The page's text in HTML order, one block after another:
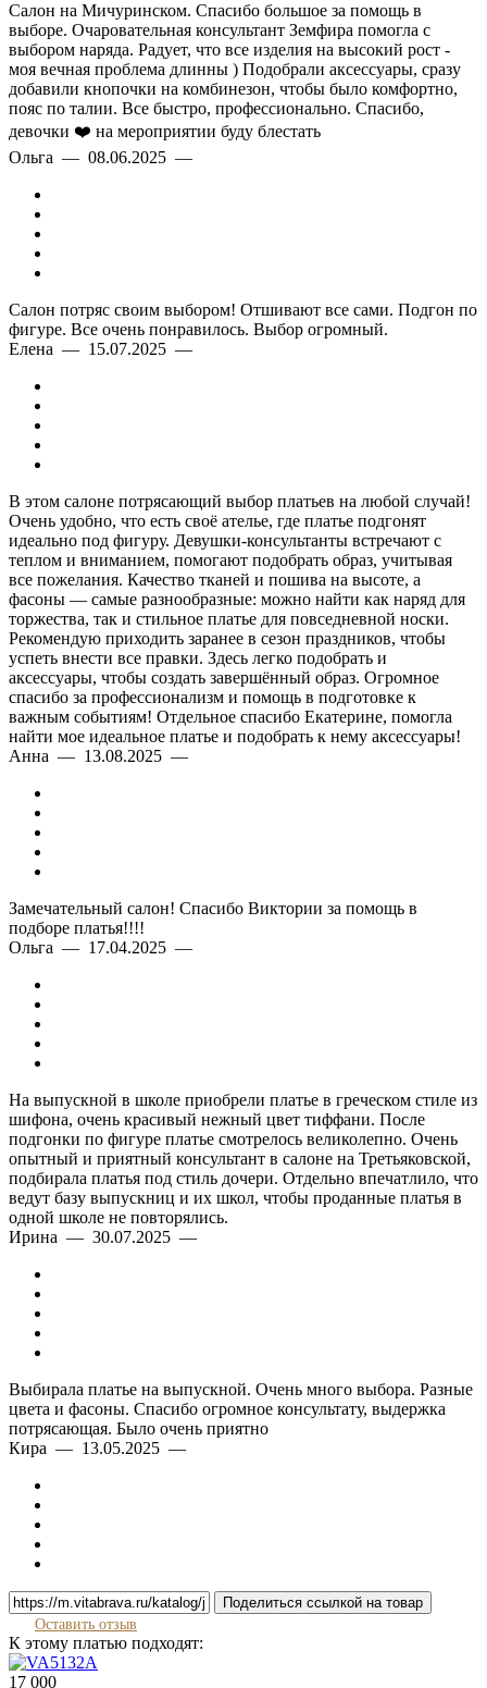
Салон на Мичуринском. Спасибо большое за помощь в
выборе. Очаровательная консультант Земфира помогла с
выбором наряда. Радует, что все изделия на высокий рост -
моя вечная проблема длинны ) Подобрали аксессуары, сразу
добавили кнопочки на комбинезон, чтобы было комфортно,
пояс по талии. Все быстро, профессионально. Спасибо,
девочки ❤️ на мероприятии буду блестать
Ольга — 08.06.2025 —
Салон потряс своим выбором! Отшивают все сами. Подгон по
фигуре. Все очень понравилось. Выбор огромный.
Елена — 15.07.2025 —
В этом салоне потрясающий выбор платьев на любой случай!
Очень удобно, что есть своё ателье, где платье подгонят
идеально под фигуру. Девушки-консультанты встречают с
теплом и вниманием, помогают подобрать образ, учитывая
все пожелания. Качество тканей и пошива на высоте, а
фасоны — самые разнообразные: можно найти как наряд для
торжества, так и стильное платье для повседневной носки.
Рекомендую приходить заранее в сезон праздников, чтобы
успеть внести все правки. Здесь легко подобрать и
аксессуары, чтобы создать завершённый образ. Огромное
спасибо за профессионализм и помощь в подготовке к
важным событиям! Отдельное спасибо Екатерине, помогла
найти мое идеальное платье и подобрать к нему аксессуары!
Анна — 13.08.2025 —
Замечательный салон! Спасибо Виктории за помощь в
подборе платья!!!!
Ольга — 17.04.2025 —
На выпускной в школе приобрели платье в греческом стиле из
шифона, очень красивый нежный цвет тиффани. После
подгонки по фигуре платье смотрелось великолепно. Очень
опытный и приятный консультант в салоне на Третьяковской,
подбирала платья под стиль дочери. Отдельно впечатлило, что
ведут базу выпускниц и их школ, чтобы проданные платья в
одной школе не повторялись.
Ирина — 30.07.2025 —
Выбирала платье на выпускной. Очень много выбора. Разные
цвета и фасоны. Спасибо огромное консультату, выдержка
потрясающая. Было очень приятно
Кира — 13.05.2025 —
Поделиться ссылкой на товар
Оставить отзыв
К этому платью подходят:
17 000